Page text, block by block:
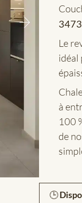
3473
Le
idéal
à
100
de
🕒